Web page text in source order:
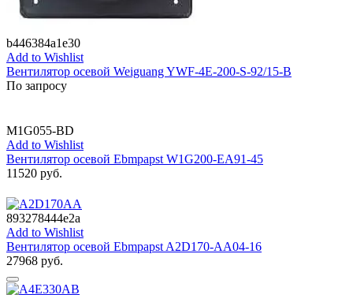
b446384a1e30
Add to Wishlist
Вентилятор осевой Weiguang YWF-4E-200-S-92/15-B
По запросу
M1G055-BD
Add to Wishlist
Вентилятор осевой Ebmpapst W1G200-EA91-45
11520 руб.
893278444e2a
Add to Wishlist
Вентилятор осевой Ebmpapst A2D170-AA04-16
27968 руб.